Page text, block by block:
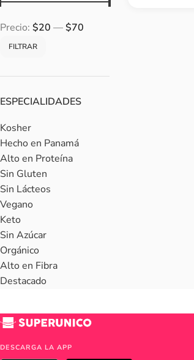
FILTRAR
Precio: $20 —$70
ESPECIALIDADES
Kosher
Hecho en Panamá
Alto en Proteína
Sin Gluten
Sin Lácteos
Vegano
Keto
Sin Azúcar
Orgánico
Alto en Fibra
Destacado
DESCARGA LA APP